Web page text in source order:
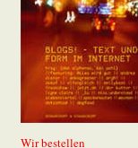
Wir bestellen